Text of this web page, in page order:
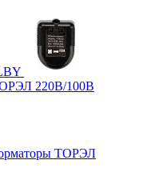
220В/100В
ТОРЭЛ